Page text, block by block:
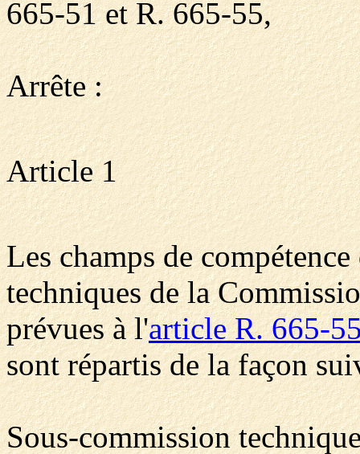
665-51 et R. 665-55,
Arrête :
Article 1
Les champs de
techniques de la
prévues à l'article R. 665-
sont répartis de la façon
Sous-commission